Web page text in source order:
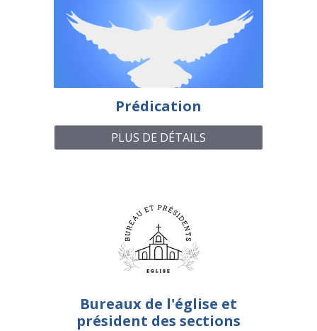
Prédication
PLUS DE DÉTAILS
Bureaux de l'église et
président des sections